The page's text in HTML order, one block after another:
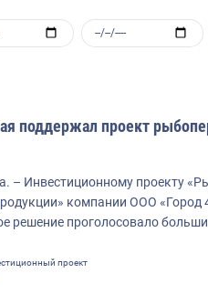
поддержал проект
– Инвестиционному проекту
компании ООО «Город
решение проголосовало
проект